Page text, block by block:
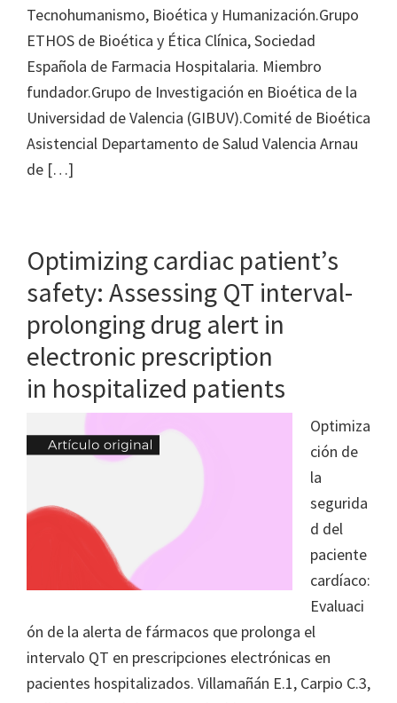
Tecnohumanismo, Bioética y Humanización.Grupo
ETHOS de Bioética y Ética Clínica, Sociedad
Española de Farmacia Hospitalaria. Miembro
fundador.Grupo de Investigación en Bioética de la
Universidad de Valencia (GIBUV).Comité de Bioética
Asistencial Departamento de Salud Valencia Arnau
de […]
Optimizing cardiac patient’s
safety: Assessing QT interval-
prolonging drug alert in
electronic prescription
in hospitalized patients
Optimiza
ción de
la
segurida
d del
paciente
cardíaco:
Evaluaci
ón de la alerta de fármacos que prolonga el
intervalo QT en prescripciones electrónicas en
pacientes hospitalizados. Villamañán E.1, Carpio C.3,